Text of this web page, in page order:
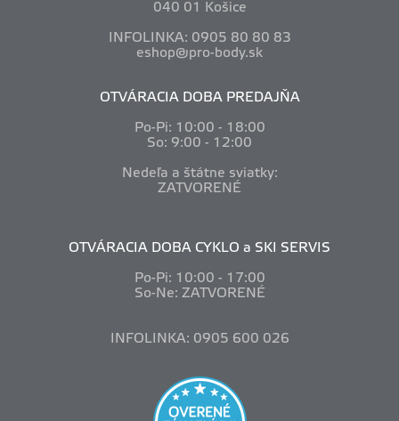
040 01 Košice
INFOLINKA: 0905 80 80 83
eshop@pro-body.sk
OTVÁRACIA DOBA PREDAJŇA
Po-Pi: 10:00 - 18:00
So: 9:00 - 12:00
Nedeľa a štátne sviatky:
ZATVORENÉ
OTVÁRACIA DOBA CYKLO a SKI SERVIS
Po-Pi: 10:00 - 17:00
So-Ne: ZATVORENÉ
INFOLINKA: 0905 600 026